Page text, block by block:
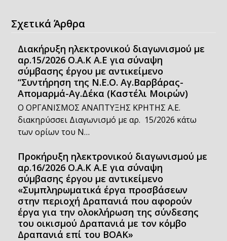
Σχετικά Άρθρα
Διακήρυξη ηλεκτρονικού διαγωνισμού με
αρ.15/2026 Ο.Α.Κ Α.Ε για σύναψη
σύμβασης έργου με αντικείμενο
“Συντήρηση της Ν.Ε.Ο. Αγ.Βαρβάρας-
Απομαρμά-Αγ.Δέκα (Καστέλι Μοιρών)
Ο ΟΡΓΑΝΙΣΜΟΣ ΑΝΑΠΤΥΞΗΣ ΚΡΗΤΗΣ Α.Ε.
διακηρύσσει Διαγωνισμό με αρ. 15/2026 κάτω
των ορίων του Ν…
Προκήρυξη ηλεκτρονικού διαγωνισμού με
αρ.16/2026 Ο.Α.Κ Α.Ε για σύναψη
σύμβασης έργου με αντικείμενο
«Συμπληρωματικά έργα προσβάσεων
στην περιοχή Δραπανιά που αφορούν
έργα για την ολοκλήρωση της σύνδεσης
του οικισμού Δραπανιά με τον κόμβο
Δραπανιά επί του ΒΟΑΚ»